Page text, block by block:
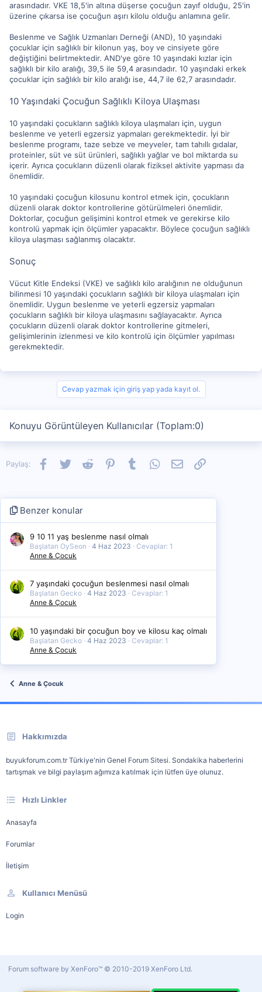
arasındadır. VKE 18,5'in altına düşerse çocuğun zayıf olduğu, 25'in
üzerine çıkarsa ise çocuğun aşırı kilolu olduğu anlamına gelir.
Beslenme ve Sağlık Uzmanları Derneği (AND), 10 yaşındaki
çocuklar için sağlıklı bir kilonun yaş, boy ve cinsiyete göre
değiştiğini belirtmektedir. AND'ye göre 10 yaşındaki kızlar için
sağlıklı bir kilo aralığı, 39,5 ile 59,4 arasındadır. 10 yaşındaki erkek
çocuklar için sağlıklı bir kilo aralığı ise, 44,7 ile 62,7 arasındadır.
10 Yaşındaki Çocuğun Sağlıklı Kiloya Ulaşması
10 yaşındaki çocukların sağlıklı kiloya ulaşmaları için, uygun
beslenme ve yeterli egzersiz yapmaları gerekmektedir. İyi bir
beslenme programı, taze sebze ve meyveler, tam tahıllı gıdalar,
proteinler, süt ve süt ürünleri, sağlıklı yağlar ve bol miktarda su
içerir. Ayrıca çocukların düzenli olarak fiziksel aktivite yapması da
önemlidir.
10 yaşındaki çocuğun kilosunu kontrol etmek için, çocukların
düzenli olarak doktor kontrollerine götürülmeleri önemlidir.
Doktorlar, çocuğun gelişimini kontrol etmek ve gerekirse kilo
kontrolü yapmak için ölçümler yapacaktır. Böylece çocuğun sağlıklı
kiloya ulaşması sağlanmış olacaktır.
Sonuç
Vücut Kitle Endeksi (VKE) ve sağlıklı kilo aralığının ne olduğunun
bilinmesi 10 yaşındaki çocukların sağlıklı bir kiloya ulaşmaları için
önemlidir. Uygun beslenme ve yeterli egzersiz yapmaları
çocukların sağlıklı bir kiloya ulaşmasını sağlayacaktır. Ayrıca
çocukların düzenli olarak doktor kontrollerine gitmeleri,
gelişimlerinin izlenmesi ve kilo kontrolü için ölçümler yapılması
gerekmektedir.
Cevap yazmak için giriş yap yada kayıt ol.
Konuyu Görüntüleyen Kullanıcılar (Toplam:0)
Paylaş: Facebook
TwitterReddit PinterestTumblrWhatsApp
E-postaLink
Benzer konular
9 10 11 yaş beslenme nasıl olmalı
Başlatan OySeon 4 Haz 2023
Cevaplar: 1
Anne & Çocuk
7 yaşındaki çocuğun beslenmesi nasıl olmalı
Başlatan Gecko 4 Haz 2023
Cevaplar: 1
Anne & Çocuk
10 yaşındaki bir çocuğun boy ve kilosu kaç olmalı
Başlatan Gecko 4 Haz 2023
Cevaplar: 1
Anne & Çocuk
Anne & Çocuk
Hakkımızda
buyukforum.com.tr Türkiye'nin Genel Forum Sitesi. Sondakika haberlerini
tartışmak ve bilgi paylaşım ağımıza katılmak için lütfen üye olunuz.
Hızlı Linkler
Anasayfa
Forumlar
İletişim
Kullanıcı Menüsü
Login
Forum software by XenForo™ © 2010-2019 XenForo Ltd.